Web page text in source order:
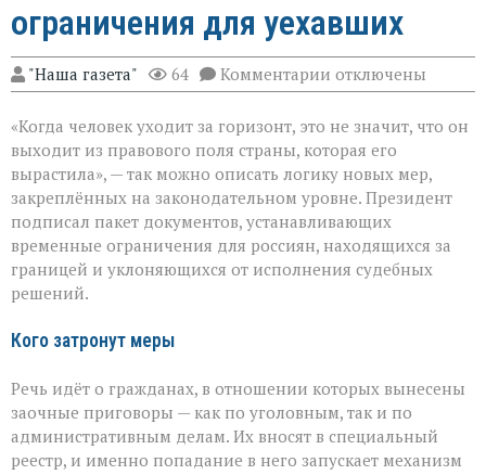
ограничения для уехавших
"Наша газета" 64 Комментарии к
записи
на
дистанцию,
но
не
на
безнаказанность»:
новые
ограничения
для
отключены
«Когда человек уходит за горизонт, это не значит, что он
выходит из правового поля страны, которая его
вырастила», — так можно описать логику новых мер,
закреплённых на законодательном уровне. Президент
подписал пакет документов, устанавливающих
временные ограничения для россиян, находящихся за
границей и уклоняющихся от исполнения судебных
решений.
Кого затронут меры
Речь идёт о гражданах, в отношении которых вынесены
заочные приговоры — как по уголовным, так и по
административным делам. Их вносят в специальный
реестр, и именно попадание в него запускает механизм